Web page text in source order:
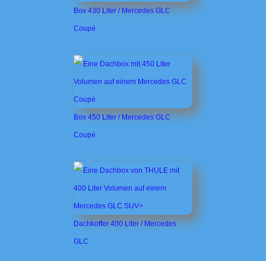
Box 430 Liter / Mercedes GLC
Coupé
Box 450 Liter / Mercedes GLC
Coupé
Dachkoffer 400 Liter / Mercedes
GLC